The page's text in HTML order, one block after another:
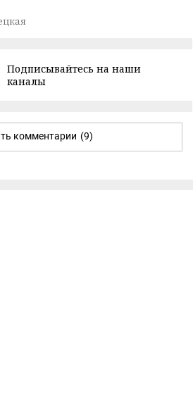
Подписывайтесь на наши
каналы
комментарии (9)